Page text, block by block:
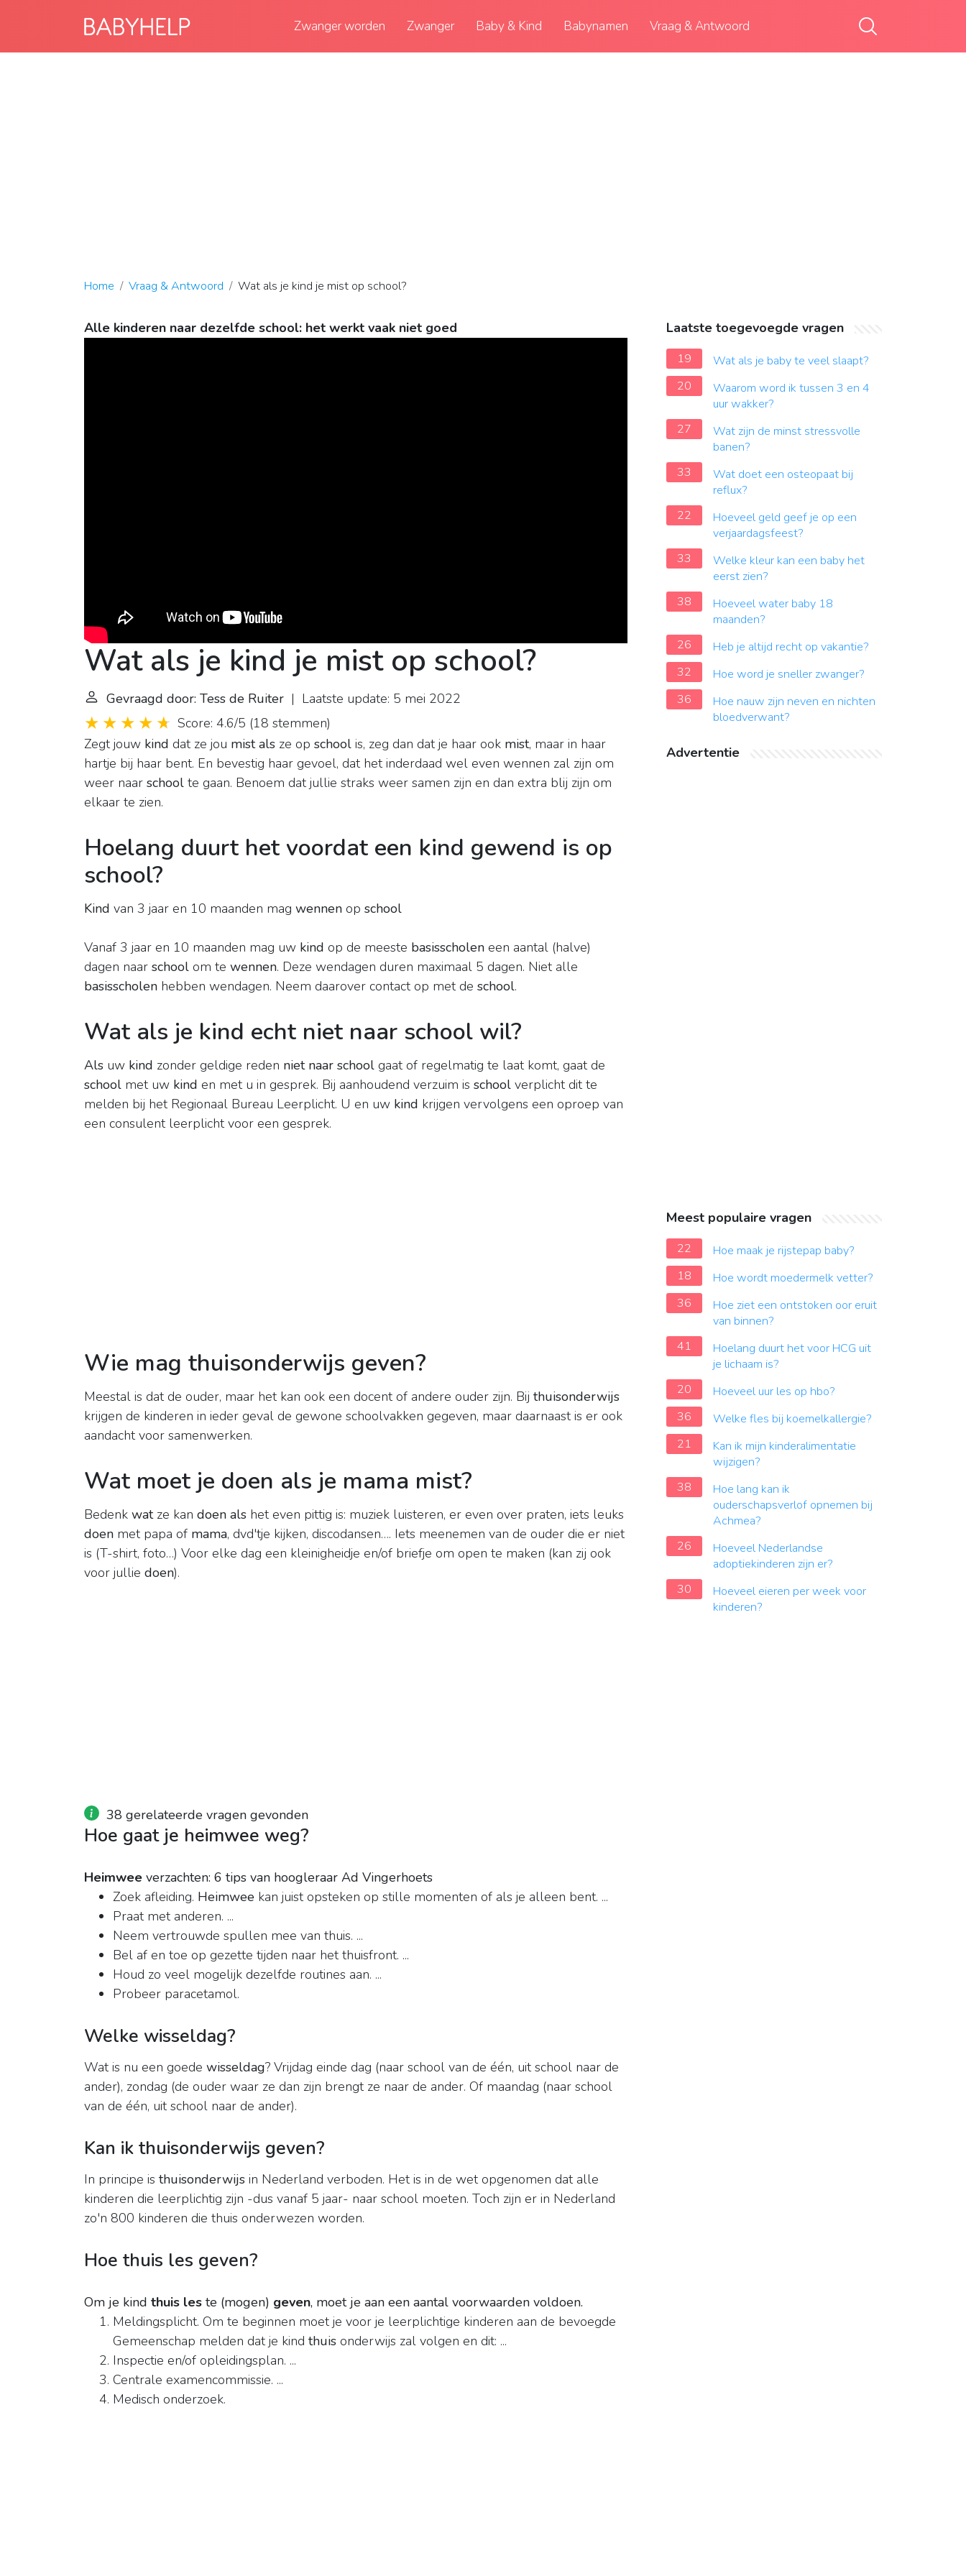
Zwanger worden Zwanger Baby & Kind Babynamen Vraag & Antwoord
Home Vraag & Antwoord Wat als je kind je mist op school?
Alle kinderen naar dezelfde school: het werkt vaak niet goed
Wat als je kind je mist op school?
Gevraagd door: Tess de Ruiter | Laatste update: 5 mei 2022
Score: 4.6/5 (18 stemmen)
Zegt jouw kind dat ze jou mist als ze op school is, zeg dan dat je haar ook mist, maar in haar
hartje bij haar bent. En bevestig haar gevoel, dat het inderdaad wel even wennen zal zijn om
weer naar school te gaan. Benoem dat jullie straks weer samen zijn en dan extra blij zijn om
elkaar te zien.
Hoelang duurt het voordat een kind gewend is op
school?
Kind van 3 jaar en 10 maanden mag wennen op school
Vanaf 3 jaar en 10 maanden mag uw kind op de meeste basisscholen een aantal (halve)
dagen naar school om te wennen. Deze wendagen duren maximaal 5 dagen. Niet alle
basisscholen hebben wendagen. Neem daarover contact op met de school.
Wat als je kind echt niet naar school wil?
Als uw kind zonder geldige reden niet naar school gaat of regelmatig te laat komt, gaat de
school met uw kind en met u in gesprek. Bij aanhoudend verzuim is school verplicht dit te
melden bij het Regionaal Bureau Leerplicht. U en uw kind krijgen vervolgens een oproep van
een consulent leerplicht voor een gesprek.
Wie mag thuisonderwijs geven?
Meestal is dat de ouder, maar het kan ook een docent of andere ouder zijn. Bij thuisonderwijs
krijgen de kinderen in ieder geval de gewone schoolvakken gegeven, maar daarnaast is er ook
aandacht voor samenwerken.
Wat moet je doen als je mama mist?
Bedenk watze kan doen als het even pittig is: muziek luisteren, er even over praten, iets leuks
doen met papa of mama, dvd'tje kijken, discodansen…. Iets meenemen van de ouder die er niet
is (T-shirt, foto…) Voor elke dag een kleinigheidje en/of briefje om open te maken (kan zij ook
voor jullie doen).
38 gerelateerde vragen gevonden
Hoe gaat je heimwee weg?
Heimwee verzachten: 6 tips van hoogleraar Ad Vingerhoets
Zoek afleiding. Heimwee kan juist opsteken op stille momenten of als je alleen bent. ...
Praat met anderen. ...
Neem vertrouwde spullen mee van thuis. ...
Bel af en toe op gezette tijden naar het thuisfront. ...
Houd zo veel mogelijk dezelfde routines aan. ...
Probeer paracetamol.
Welke wisseldag?
Wat is nu een goede wisseldag? Vrijdag einde dag (naar school van de één, uit school naar de
ander), zondag (de ouder waar ze dan zijn brengt ze naar de ander. Of maandag (naar school
van de één, uit school naar de ander).
Kan ik thuisonderwijs geven?
In principe is thuisonderwijs in Nederland verboden. Het is in de wet opgenomen dat alle
kinderen die leerplichtig zijn -dus vanaf 5 jaar- naar school moeten. Toch zijn er in Nederland
zo'n 800 kinderen die thuis onderwezen worden.
Hoe thuis les geven?
Om je kind thuis les te (mogen) geven, moet je aan een aantal voorwaarden voldoen.
Meldingsplicht. Om te beginnen moet je voor je leerplichtige kinderen aan de bevoegde
Gemeenschap melden dat je kind thuis onderwijs zal volgen en dit: ...
Inspectie en/of opleidingsplan. ...
Centrale examencommissie. ...
Medisch onderzoek.
Laatste toegevoegde vragen
19
Wat als je baby te veel slaapt?
20
Waarom word ik tussen 3 en 4
uur wakker?
27
Wat zijn de minst stressvolle
banen?
33
Wat doet een osteopaat bij
reflux?
22
Hoeveel geld geef je op een
verjaardagsfeest?
33
Welke kleur kan een baby het
eerst zien?
38
Hoeveel water baby 18
maanden?
26
Heb je altijd recht op vakantie?
32
Hoe word je sneller zwanger?
36
Hoe nauw zijn neven en nichten
bloedverwant?
Advertentie
Meest populaire vragen
22
Hoe maak je rijstepap baby?
18
Hoe wordt moedermelk vetter?
36
Hoe ziet een ontstoken oor eruit
van binnen?
41
Hoelang duurt het voor HCG uit
je lichaam is?
20
Hoeveel uur les op hbo?
36
Welke fles bij koemelkallergie?
21
Kan ik mijn kinderalimentatie
wijzigen?
38
Hoe lang kan ik
ouderschapsverlof opnemen bij
Achmea?
26
Hoeveel Nederlandse
adoptiekinderen zijn er?
30
Hoeveel eieren per week voor
kinderen?